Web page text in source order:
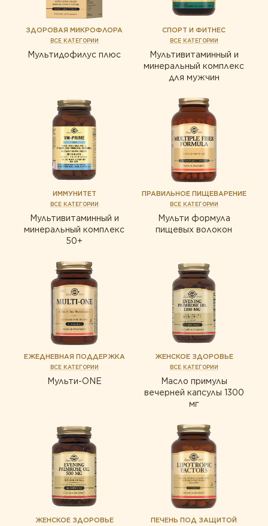
ЗДОРОВАЯ МИКРОФЛОРА
ВСЕ КАТЕГОРИИ
Мультидофилус плюс
СПОРТ И ФИТНЕС
ВСЕ КАТЕГОРИИ
Мультивитаминный и
минеральный комплекс
для мужчин
ИММУНИТЕТ
ВСЕ КАТЕГОРИИ
Мультивитаминный и
минеральный комплекс
50+
ПРАВИЛЬНОЕ ПИЩЕВАРЕНИЕ
ВСЕ КАТЕГОРИИ
Мульти формула
пищевых волокон
ЕЖЕДНЕВНАЯ ПОДДЕРЖКА
ВСЕ КАТЕГОРИИ
Мульти-ONE
ЖЕНСКОЕ ЗДОРОВЬЕ
ВСЕ КАТЕГОРИИ
Масло примулы
вечерней капсулы 1300
мг
ЖЕНСКОЕ ЗДОРОВЬЕ ПЕЧЕНЬ ПОД ЗАЩИТОЙ